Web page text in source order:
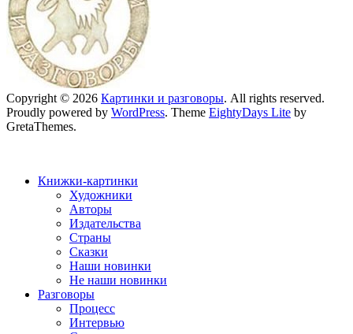
Copyright © 2026 Картинки и разговоры. All rights reserved.
Proudly powered by WordPress. Theme EightyDays Lite by
GretaThemes.
Книжки-картинки
Художники
Авторы
Издательства
Страны
Сказки
Наши новинки
Не наши новинки
Разговоры
Процесс
Интервью